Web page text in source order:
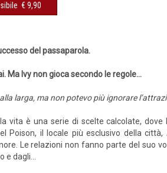
Cop. flessibile € 9,90
del passaparola.
Ma Ivy non gioca secondo le regole…
larga, ma non potevo più ignorare
vita è una serie di scelte calcolate, dove
Poison, il locale più esclusivo della
Le relazioni non fanno parte del suo
dagli...